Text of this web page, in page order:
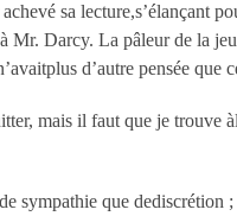
sa lecture,s’élançant
Mr. Darcy. La pâleur de la
d’autre pensée que
mais il faut que je trouve
sympathie que dediscrétion